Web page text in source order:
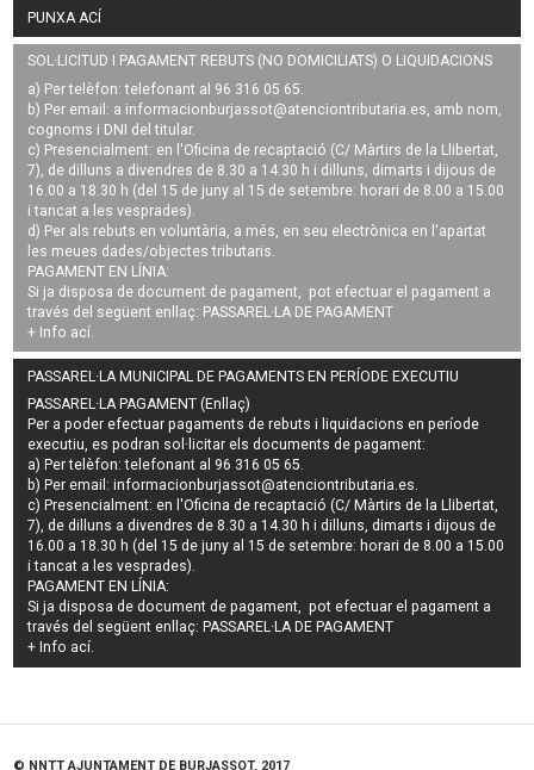
PUNXA ACÍ
SOL·LICITUD I PAGAMENT REBUTS (NO DOMICILIATS) O LIQUIDACIONS
a) Per telèfon: telefonant al 96 316 05 65.
b) Per email: a informacionburjassot@atenciontributaria.es, amb nom,
cognoms i DNI del titular.
c) Presencialment: en l'Oficina de recaptació (C/ Màrtirs de la Llibertat,
7), de dilluns a divendres de 8.30 a 14.30 h i dilluns, dimarts i dijous de
16.00 a 18.30 h (del 15 de juny al 15 de setembre: horari de 8.00 a 15.00
i tancat a les vesprades).
d) Per als rebuts en voluntària, a més, en seu electrònica en l'apartat
les meues dades/objectes tributaris.
PAGAMENT EN LÍNIA:
Si ja disposa de document de pagament, pot efectuar el pagament a
través del següent enllaç: PASSAREL·LA DE PAGAMENT
+ Info ací.
PASSAREL·LA MUNICIPAL DE PAGAMENTS EN PERÍODE EXECUTIU
PASSAREL·LA PAGAMENT (Enllaç)
Per a poder efectuar pagaments derebuts i liquidacions en període
executiu, es podran sol·licitar els documents de pagament:
a) Per telèfon: telefonant al 96 316 05 65.
b) Per email:informacionburjassot@atenciontributaria.es.
c) Presencialment: en l'Oficina de recaptació (C/ Màrtirs de la Llibertat,
7), de dilluns a divendres de 8.30 a 14.30 h i dilluns, dimarts i dijous de
16.00 a 18.30 h (del 15 de juny al 15 de setembre: horari de 8.00 a 15.00
i tancat a les vesprades).
PAGAMENT EN LÍNIA:
Si ja disposa de document de pagament, pot efectuar el pagament a
través del següent enllaç: PASSAREL·LA DE PAGAMENT
+ Info ací.
© NNTT AJUNTAMENT DE BURJASSOT, 2017